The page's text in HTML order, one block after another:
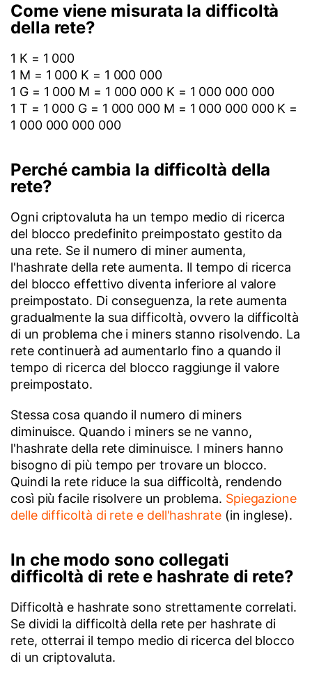
Come viene misurata la difficoltà
della rete?
1 K = 1 000
1 M = 1 000 K = 1 000 000
1 G = 1 000 M = 1 000 000 K = 1 000 000 000
1 T = 1 000 G = 1 000 000 M = 1 000 000 000 K =
1 000 000 000 000
Perché cambia la difficoltà della
rete?
Ogni criptovaluta ha un tempo medio di ricerca
del blocco predefinito preimpostato gestito da
una rete. Se il numero di miner aumenta,
l'hashrate della rete aumenta. Il tempo di ricerca
del blocco effettivo diventa inferiore al valore
preimpostato. Di conseguenza, la rete aumenta
gradualmente la sua difficoltà, ovvero la difficoltà
di un problema che i miners stanno risolvendo. La
rete continuerà ad aumentarlo fino a quando il
tempo di ricerca del blocco raggiunge il valore
preimpostato.
Stessa cosa quando il numero di miners
diminuisce. Quando i miners se ne vanno,
l'hashrate della rete diminuisce. I miners hanno
bisogno di più tempo per trovare un blocco.
Quindi la rete riduce la sua difficoltà, rendendo
così più facile risolvere un problema. Spiegazione
delle difficoltà di rete e dell'hashrate(in inglese).
In che modo sono collegati
difficoltà di rete e hashrate di rete?
Difficoltà e hashrate sono strettamente correlati.
Se dividi la difficoltà della rete per hashrate di
rete, otterrai il tempo medio di ricerca del blocco
di un criptovaluta.